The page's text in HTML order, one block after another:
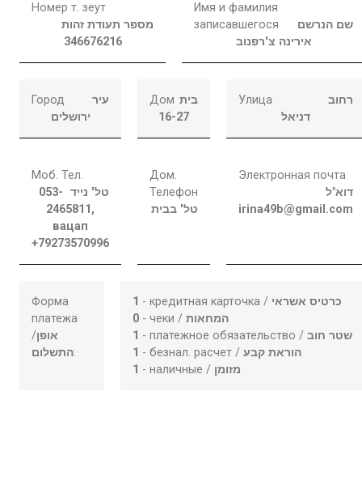
Номер т. зеут
מספר תעודת זהות
346676216
Имя и фамилия
записавшегося
שם הנרשם
אירינה צ'רפנוב
Город
עיר
ירושלים
Дом בית
16-27
Улица
רחוב
דניאל
Моб. Тел.
טל' נייד
053-
2465811,
вацап
+79273570996
Дом.
Телефон
טל' בבית
Электронная почта
דוא"ל
irina49b@gmail.com
Форма
платежа
/אופן
התשלום:
1 - кредитная карточка / כרטיס אשראי
0 - чеки /המחאות
1 - платежное обязательство /שטר חוב
1 - безнал. расчет /הוראת קבע
1 - наличные / מזומן